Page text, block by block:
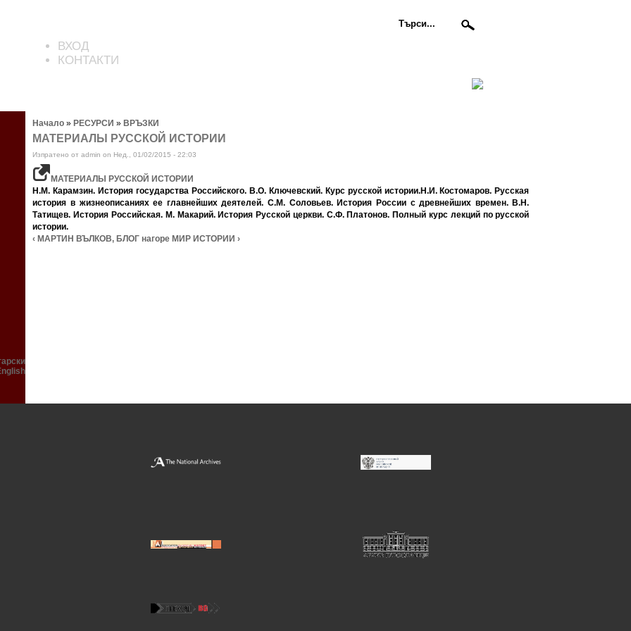
ВХОД
КОНТАКТИ
Начало » РЕСУРСИ » ВРЪЗКИ
МАТЕРИАЛЫ РУССКОЙ ИСТОРИИ
Изпратено от admin on Нед., 01/02/2015 - 22:03
МАТЕРИАЛЫ РУССКОЙ ИСТОРИИ
Н.М. Карамзин. История государства Российского. В.О. Ключевский. Курс русской истории.Н.И. Костомаров. Русская
история в жизнеописаниях ее главнейших деятелей. С.М. Соловьев. История России с древнейших времен. В.Н.
Татищев. История Российская. М. Макарий. История Русской церкви. С.Ф. Платонов. Полный курс лекций по русской
истории.
‹ МАРТИН ВЪЛКОВ, БЛОГ нагоре МИР ИСТОРИИ ›